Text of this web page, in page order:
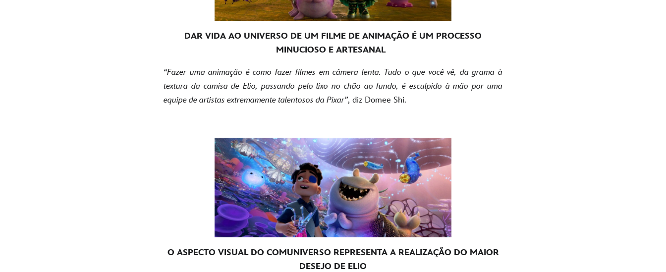
DAR VIDA AO UNIVERSO DE UM FILME DE ANIMAÇÃO É UM PROCESSO
MINUCIOSO E ARTESANAL
“Fazer uma animação é como fazer filmes em câmera lenta. Tudo o que você vê, da grama à
textura da camisa de Elio, passando pelo lixo no chão ao fundo, é esculpido à mão por uma
equipe de artistas extremamente talentosos da Pixar”, diz Domee Shi.
O ASPECTO VISUAL DO COMUNIVERSO REPRESENTA A REALIZAÇÃO DO MAIOR
DESEJO DE ELIO